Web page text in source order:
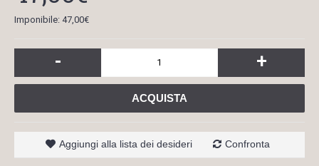
Imponibile: 47,00€
- +
ACQUISTA
Aggiungi alla lista dei desideri Confronta